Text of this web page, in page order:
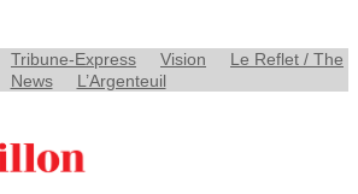
Tribune-Express Vision
Le Reflet / The
News
L’Argenteuil